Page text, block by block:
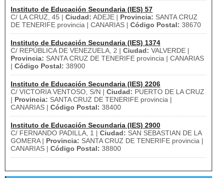
Instituto de Educación Secundaria (IES) 57
C/ LA CRUZ, 45 | Ciudad: ADEJE | Provincia: SANTA CRUZ
DE TENERIFE provincia | CANARIAS | Código Postal: 38670
Instituto de Educación Secundaria (IES) 1374
C/ REPÚBLICA DE VENEZUELA, 2 | Ciudad: VALVERDE |
Provincia: SANTA CRUZ DE TENERIFE provincia | CANARIAS
| Código Postal: 38900
Instituto de Educación Secundaria (IES) 2206
C/ VICTORIA VENTOSO, S/N | Ciudad: PUERTO DE LA CRUZ
| Provincia: SANTA CRUZ DE TENERIFE provincia |
CANARIAS | Código Postal: 38400
Instituto de Educación Secundaria (IES) 2900
C/ FERNANDO PADILLA, 1 | Ciudad: SAN SEBASTIAN DE LA
GOMERA | Provincia: SANTA CRUZ DE TENERIFE provincia |
CANARIAS | Código Postal: 38800